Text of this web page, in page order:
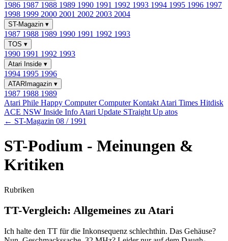
1986 1987 1988 1989 1990 1991 1992 1993 1994 1995 1996 1997
1998 1999 2000 2001 2002 2003 2004
ST-Magazin ▾
1987 1988 1989 1990 1991 1992 1993
TOS ▾
1990 1991 1992 1993
Atari Inside ▾
1994 1995 1996
ATARImagazin ▾
1987 1988 1989
Atari Phile Happy ComputerComputer Kontakt Atari Times Hitdisk
ACE NSW Inside Info Atari Update STraight Up atos
← ST-Magazin 08 / 1991
ST-Podium - Meinungen &
Kritiken
Rubriken
TT-Vergleich: Allgemeines zu Atari
Ich halte den TT für die Inkonsequenz schlechthin. Das Gehäuse?